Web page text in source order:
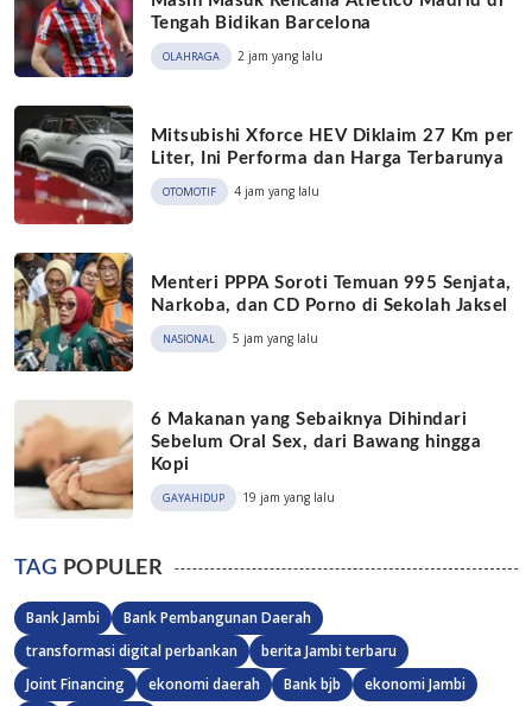
Tengah Bidikan Barcelona
OLAHRAGA 2 jam yang lalu
Mitsubishi Xforce HEV Diklaim 27 Km per
Liter, Ini Performa dan Harga Terbarunya
OTOMOTIF 4 jam yang lalu
Menteri PPPA Soroti Temuan 995 Senjata,
Narkoba, dan CD Porno di Sekolah Jaksel
NASIONAL 5 jam yang lalu
6 Makanan yang Sebaiknya Dihindari
Sebelum Oral Sex, dari Bawang hingga
Kopi
GAYAHIDUP 19 jam yang lalu
TAG POPULER
Bank Jambi
Bank Pembangunan Daerah
transformasi digital perbankan
berita Jambi terbaru
Joint Financing
ekonomi daerah Bank bjb
ekonomi Jambi